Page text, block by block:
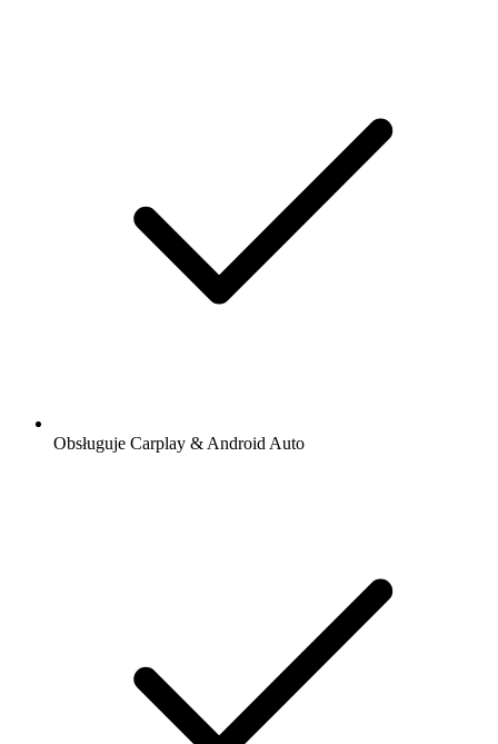
Obsługuje Carplay & Android Auto